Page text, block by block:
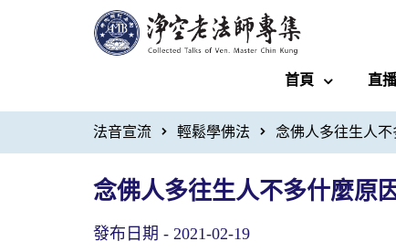
首頁 直
法音宣流 輕鬆學佛法 念佛人多往生人
念佛人多往生人不多什麼原
發布日期 - 2021-02-19